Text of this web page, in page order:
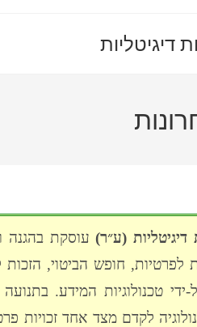
דיגיטליות
דיגיטליות (ע״ר)עוסקת בהגנה
לפרטיות, חופש הביטוי, הזכות
ידי טכנולוגיות המידע.
לקדם מצד אחד זכויות